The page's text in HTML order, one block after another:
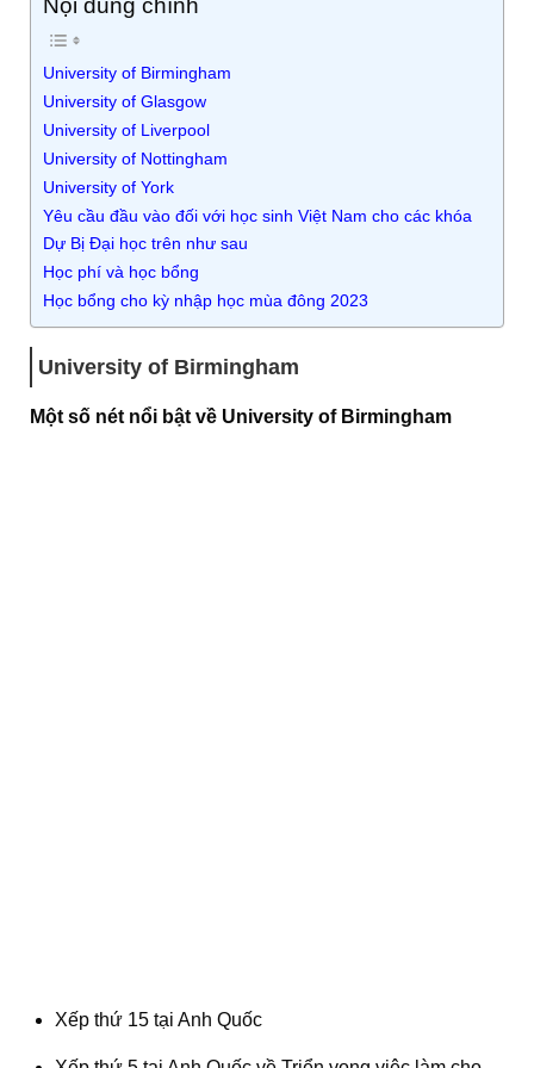
Nội dung chính
University of Birmingham
University of Glasgow
University of Liverpool
University of Nottingham
University of York
Yêu cầu đầu vào đối với học sinh Việt Nam cho các khóa
Dự Bị Đại học trên như sau
Học phí và học bổng
Học bổng cho kỳ nhập học mùa đông 2023
University of Birmingham
Một số nét nổi bật về University of Birmingham
Xếp thứ 15 tại Anh Quốc